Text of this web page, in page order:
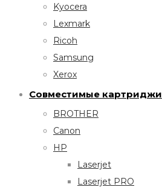
Kyocera
Lexmark
Ricoh
Samsung
Xerox
Совместимые картриджи
BROTHER
Canon
HP
Laserjet
Laserjet PRO